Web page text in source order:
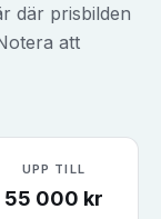
där prisbilden
att
UPP TILL
55 000 kr